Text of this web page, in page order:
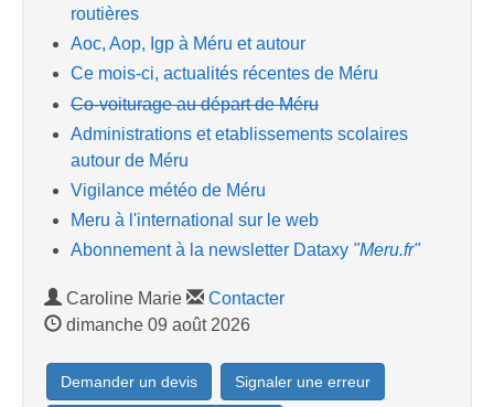
routières
Aoc, Aop, Igp à Méru et autour
Ce mois-ci, actualités récentes de Méru
Co-voiturage au départ de Méru
Administrations et etablissements scolaires
autour de Méru
Vigilance météo de Méru
Meru à l'international sur le web
Abonnement à la newsletter Dataxy "Meru.fr"
Caroline Marie
Contacter
dimanche 09 août 2026
Demander un devis Signaler une erreur